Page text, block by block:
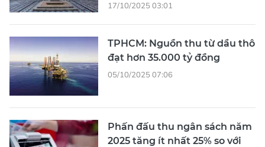
17/10/2025 03:01
TPHCM: Nguồn thu từ dầu thô
đạt hơn 35.000 tỷ đồng
05/10/2025 07:06
Phấn đấu thu ngân sách năm
2025 tăng ít nhất 25% so với